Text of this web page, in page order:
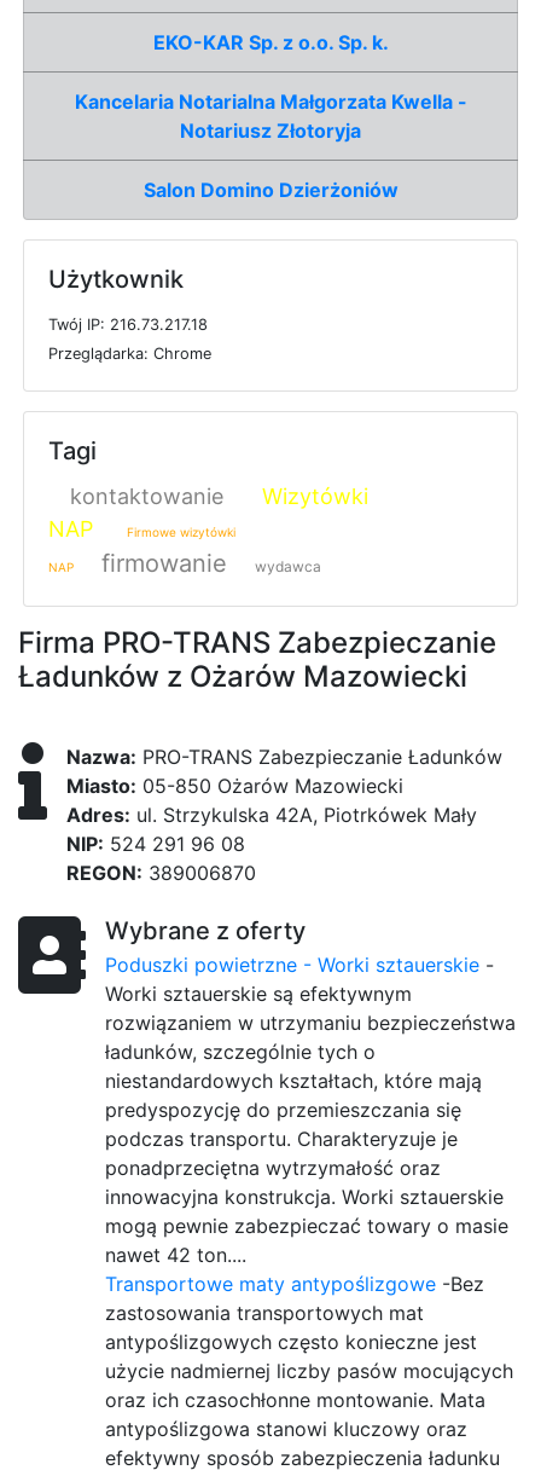
EKO-KAR Sp. z o.o. Sp. k.
Kancelaria Notarialna Małgorzata Kwella -
Notariusz Złotoryja
Salon Domino Dzierżoniów
Użytkownik
Twój IP: 216.73.217.18
Przeglądarka: Chrome
Tagi
kontaktowanie
Wizytówki
NAP
Firmowe wizytówki
NAP firmowanie wydawca
Firma PRO-TRANS Zabezpieczanie
Ładunków z Ożarów Mazowiecki
Nazwa: PRO-TRANS Zabezpieczanie Ładunków
Miasto: 05-850 Ożarów Mazowiecki
Adres: ul. Strzykulska 42A, Piotrkówek Mały
NIP: 524 291 96 08
REGON: 389006870
Wybrane z oferty
Poduszki powietrzne - Worki sztauerskie -
Worki sztauerskie są efektywnym
rozwiązaniem w utrzymaniu bezpieczeństwa
ładunków, szczególnie tych o
niestandardowych kształtach, które mają
predyspozycję do przemieszczania się
podczas transportu. Charakteryzuje je
ponadprzeciętna wytrzymałość oraz
innowacyjna konstrukcja. Worki sztauerskie
mogą pewnie zabezpieczać towary o masie
nawet 42 ton....
Transportowe maty antypoślizgowe -Bez
zastosowania transportowych mat
antypoślizgowych często konieczne jest
użycie nadmiernej liczby pasów mocujących
oraz ich czasochłonne montowanie. Mata
antypoślizgowa stanowi kluczowy oraz
efektywny sposób zabezpieczenia ładunku